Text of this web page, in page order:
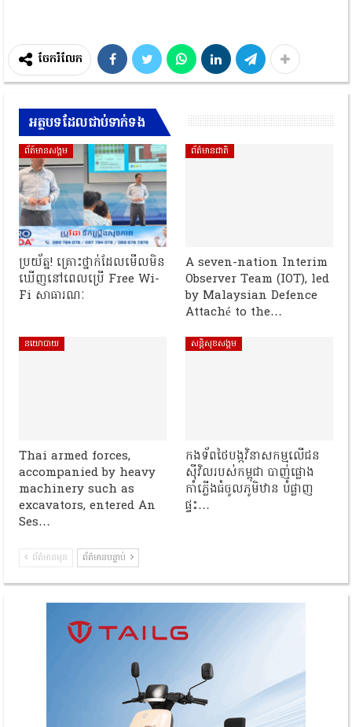
ចែករំលែក
អត្ថបទដែលជាប់ទាក់ទង
ព័ត៍មានសង្គម
ប្រយ័ត្ន! គ្រោះថ្នាក់ដែលមើលមិន
ឃើញនៅពេលប្រើ Free Wi-
Fi សាធារណៈ
ព័ត៌មានជាតិ
A seven-nation Interim
Observer Team (IOT), led
by Malaysian Defence
Attaché to the…
នយោបាយ
Thai armed forces,
accompanied by heavy
machinery such as
excavators, entered An
Ses…
សន្តិសុខសង្គម
កងទ័ពថៃបង្កវិនាសកម្មលើជន
ស៊ីវិលរបស់កម្ពុជា បាញ់ផ្លោង
កាំភ្លើងធំចូលភូមិឋាន បំផ្លាញ
ផ្ទះ…
ព័ត៌មានមុន ព័ត៌មានបន្ទាប់